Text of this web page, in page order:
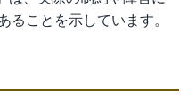
ことを示しています。